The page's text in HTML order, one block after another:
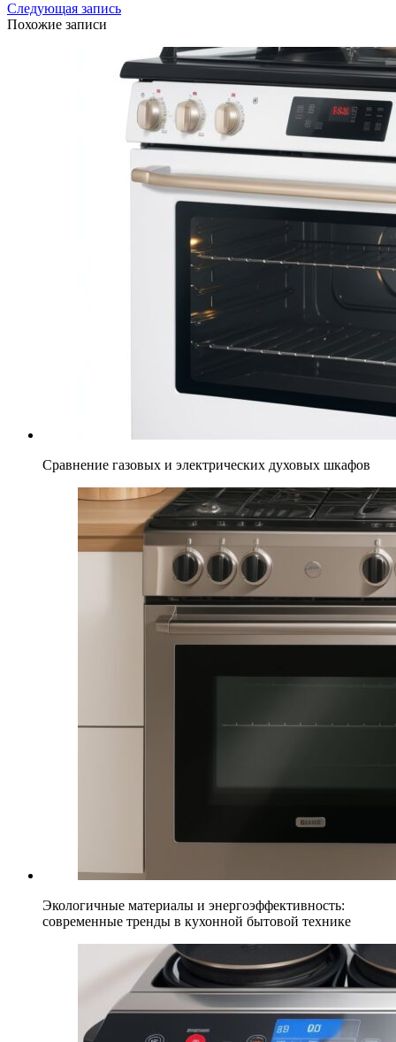
Следующая запись
Похожие записи
Сравнение газовых и электрических духовых шкафов
Экологичные материалы и энергоэффективность:
современные тренды в кухонной бытовой технике